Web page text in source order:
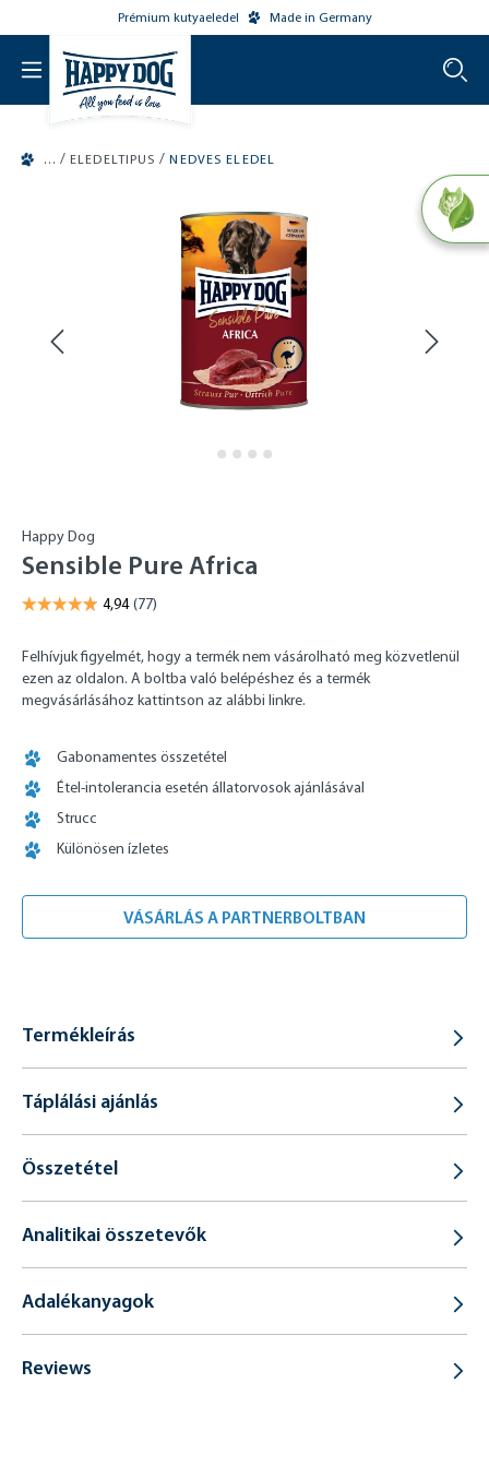
Prémium kutyaeledel Made in Germany
/ ELEDELTIPUS / NEDVES ELEDEL
Happy Dog
Sensible Pure Africa
Felhívjuk figyelmét, hogy a termék nem vásárolható meg közvetlenül
ezen az oldalon. A boltba való belépéshez és a termék
megvásárlásához kattintson az alábbi linkre.
Gabonamentes összetétel
Étel-intolerancia esetén állatorvosok ajánlásával
Strucc
Különösen ízletes
VÁSÁRLÁS A PARTNERBOLTBAN
Termékleírás
Táplálási ajánlás
Összetétel
Analitikai összetevők
Adalékanyagok
Reviews